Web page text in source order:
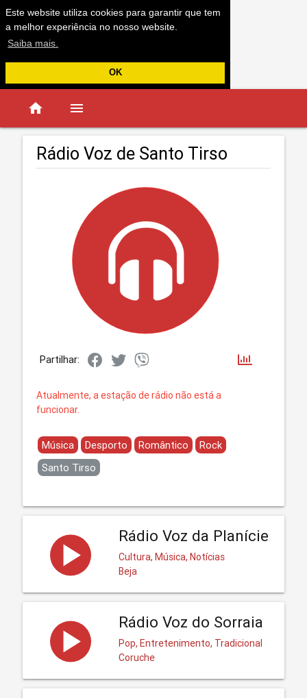
Este website utiliza cookies para garantir que tem
a melhor experiência no nosso website.
Saiba mais.
OK
home menu
Rádio Voz de Santo Tirso
Partilhar:
Atualmente, a estação de rádio não está a
funcionar.
Música Desporto Romântico
Rock
Santo Tirso
Rádio Voz da Planície
Cultura, Música, Notícias
Beja
Rádio Voz do Sorraia
Pop, Entretenimento, Tradicional
Coruche